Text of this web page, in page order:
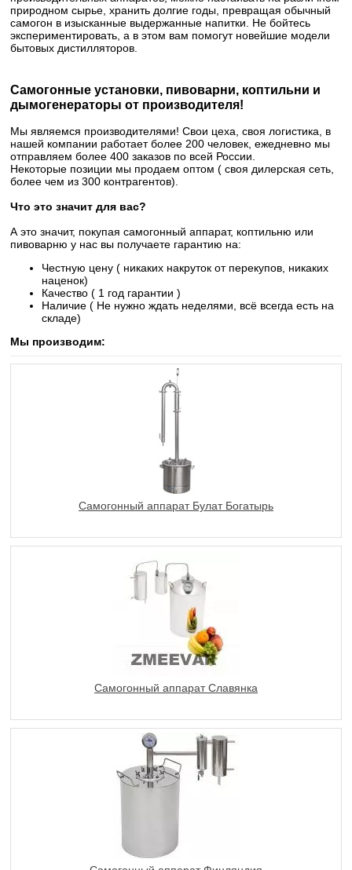
природном сырье, хранить долгие годы, превращая обычный
самогон в изысканные выдержанные напитки. Не бойтесь
экспериментировать, а в этом вам помогут новейшие модели
бытовых дистилляторов.
Самогонные установки, пивоварни, коптильни и
дымогенераторы от производителя!
Мы являемся производителями! Свои цеха, своя логистика, в
нашей компании работает более 200 человек, ежедневно мы
отправляем более 400 заказов по всей России.
Некоторые позиции мы продаем оптом ( своя дилерская сеть,
более чем из 300 контрагентов).
Что это значит для вас?
А это значит, покупая самогонный аппарат, коптильню или
пивоварню у нас вы получаете гарантию на:
Честную цену ( никаких накруток от перекупов, никаких
наценок)
Качество ( 1 год гарантии )
Наличие ( Не нужно ждать неделями, всё всегда есть на
складе)
Мы производим:
Самогонный аппарат Булат Богатырь
Самогонный аппарат Славянка